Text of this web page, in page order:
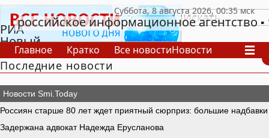
РИА
Новый
День
российское информационное агентство
Главное Кратко Все новостиНовости
В России
В мире
СпецпроектыПроекты Архив
Последние новости